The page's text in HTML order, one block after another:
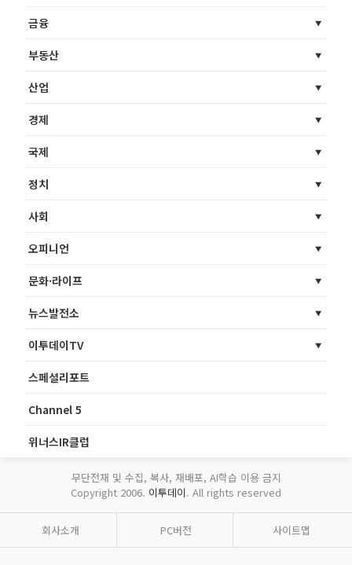
금융
부동산
산업
경제
국제
정치
사회
오피니언
문화·라이프
뉴스발전소
이투데이TV
스페셜리포트
Channel 5
위너스IR클럽
무단전재 및 수집, 복사, 재배포, AI학습 이용 금지
Copyright 2006. 이투데이. All rights reserved
회사소개 PC버전 사이트맵